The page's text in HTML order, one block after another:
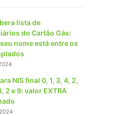
lista de
do Cartão Gás:
nome está entre os
NIS final 0, 1, 3, 4, 2,
2 e 9: valor EXTRA